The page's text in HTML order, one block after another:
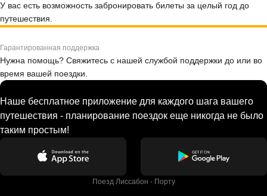
У вас есть возможность забронировать билеты за целый год до
путешествия.
Гарантированная поддержка
Нужна помощь? Свяжитесь с нашей службой поддержки до или во
время вашей поездки.
Наше бесплатное приложение для каждого шага вашего
путешествия - планирование поездок еще никогда не было
таким простым!
Поезд Лиссабон - Порту